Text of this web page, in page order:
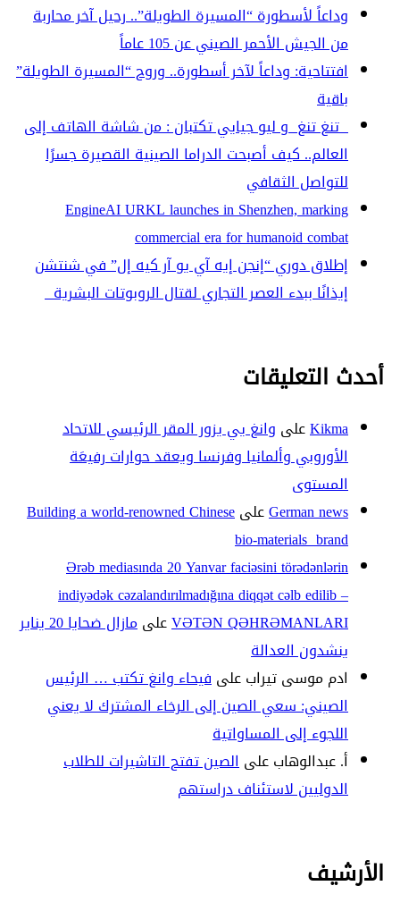
وداعاً لأسطورة “المسيرة الطويلة”.. رحيل آخر محاربة
من الجيش الأحمر الصيني عن 105 عاماً
افتتاحية: وداعاً لآخر أسطورة.. وروح “المسيرة الطويلة”
باقية
تنغ تنغ و ليو جيايي تكتبان : من شاشة الهاتف إلى
العالم.. كيف أصبحت الدراما الصينية القصيرة جسرًا
للتواصل الثقافي
EngineAI URKL launches in Shenzhen, marking
commercial era for humanoid combat
إطلاق دوري “إنجن إيه آي يو آر كيه إل” في شنتشن
إيذانًا ببدء العصر التجاري لقتال الروبوتات البشرية
أحدث التعليقات
Kikmaعلى وانغ يي يزور المقر الرئيسي للاتحاد
الأوروبي وألمانيا وفرنسا ويعقد حوارات رفيعَة
المستوى
German newsعلىBuilding a world-renowned Chinese
bio-materials brand
Ərəb mediasında 20 Yanvar faciəsini törədənlərin
indiyədək cəzalandırılmadığına diqqət cəlb edilib –
VƏTƏN QƏHRƏMANLARIعلى
مازال ضحايا 20 يناير
ينشدون العدالة
ادم موسى تيرابعلىفيحاء وانغ تكتب … الرئيس
الصيني: سعي الصين إلى الرخاء المشترك لا يعني
اللجوء إلى المساواتية
أ. عبدالوهابعلىالصين تفتح التاشيرات للطلاب
الدوليين لاستئناف دراستهم
الأرشيف